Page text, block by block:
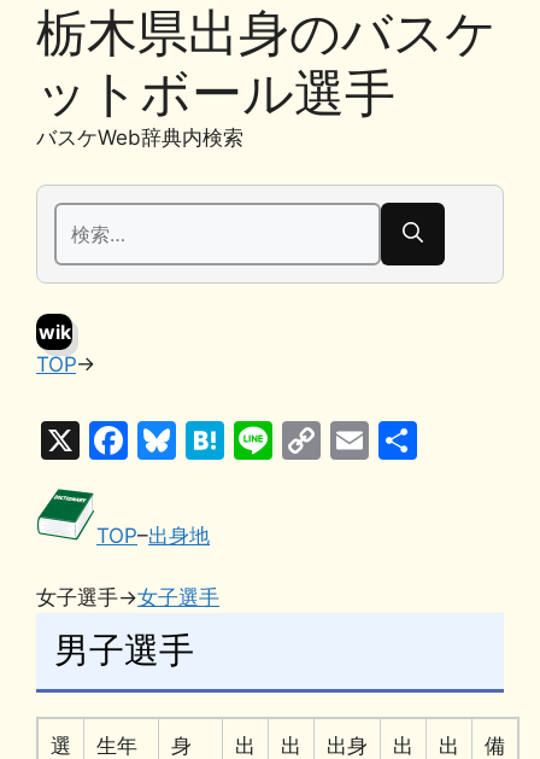
栃木県出身のバスケ
ットボール選手
バスケWeb辞典内検索
検
索:
wik
i
TOP→
X
F
c
e
b
o
o
k
Bl
e
s
k
y
H
Li C
E
TOP–出身地
女子選手→女子選手
男子選手
選
生年
身
出
出
出身
出
出
備